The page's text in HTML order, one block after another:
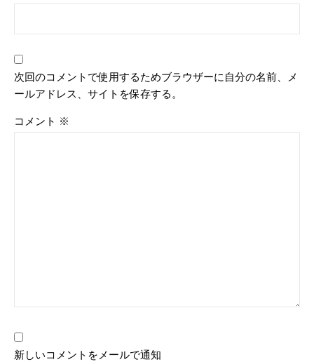
次回のコメントで使用するためブラウザーに自分の名前、メ
ールアドレス、サイトを保存する。
コメント ※
新しいコメントをメールで通知